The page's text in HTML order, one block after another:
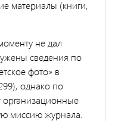
материалы (книги,
не дал
сведения по
фото» в
однако по
организационные
миссию журнала.